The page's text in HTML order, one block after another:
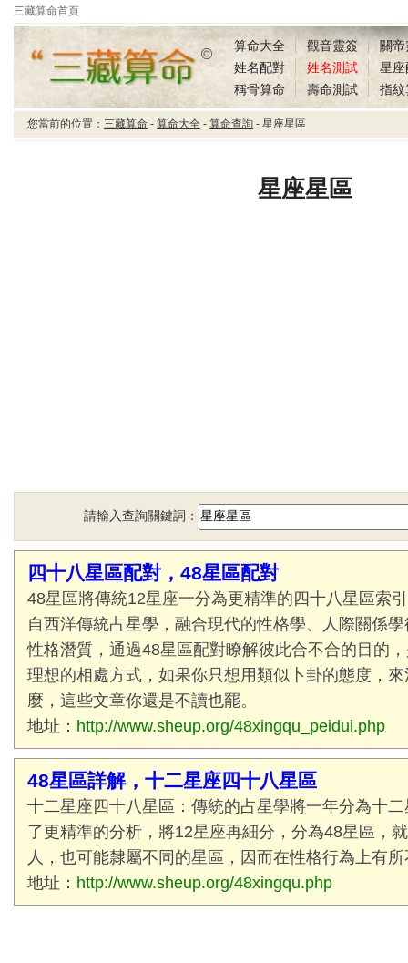
三藏算命首頁
三藏算命星座星區
算命大全 觀音靈簽
關
姓名配對
姓名測試
星座
稱骨算命
壽命測試 指紋
您當前的位置： 三藏算命 - 算命大全 - 算命查詢 - 星座星區
星座星區
請輸入查詢關鍵詞：
四十八星區配對，48星區配對
48星區將傳統12星座一分為更精準的四十八星區索
自西洋傳統占星學，融合現代的性格學、人際關係
性格潛質，通過48星區配對瞭解彼此合不合的目的
理想的相處方式，如果你只想用類似卜卦的態度，
麼，這些文章你還是不讀也罷。
地址： http://www.sheup.org/48xingqu_peidui.php
48星區詳解，十二星座四十八星區
十二星座四十八星區：傳統的占星學將一年分為十
了更精準的分析，將12星座再細分，分為48星區，
人，也可能隸屬不同的星區，因而在性格行為上有
地址： http://www.sheup.org/48xingqu.php